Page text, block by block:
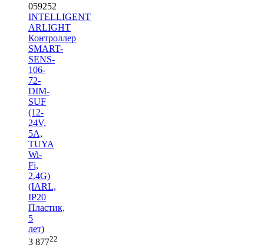
059252
INTELLIGENT
ARLIGHT
Контроллер
SMART-
SENS-
106-
72-
DIM-
SUF
(12-
24V,
5A,
TUYA
Wi-
Fi,
2.4G)
(IARL,
IP20
Пластик,
5
лет)
3 87722